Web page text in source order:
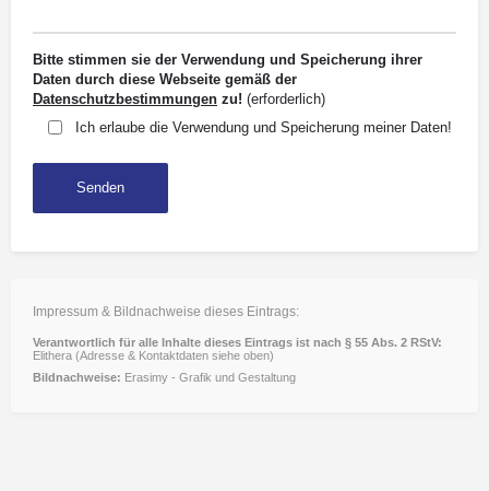
Bitte stimmen sie der Verwendung und Speicherung ihrer
Daten durch diese Webseite gemäß der
Datenschutzbestimmungen zu! (erforderlich)
Ich erlaube die Verwendung und Speicherung meiner Daten!
Impressum & Bildnachweise dieses Eintrags:
Verantwortlich für alle Inhalte dieses Eintrags ist nach § 55 Abs. 2 RStV:
Elithera (Adresse & Kontaktdaten siehe oben)
Bildnachweise: Erasimy - Grafik und Gestaltung